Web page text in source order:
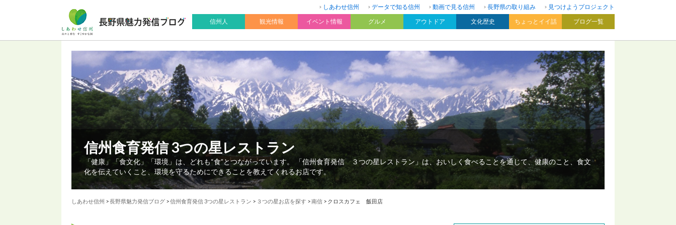
しあわせ信州 データで知る信州 動画で見る信州 長野県の取り組み
見つけようプロジェクト
信州人
観光情報 イベント情報 グルメ アウトドア 文化歴史 ちょっとイイ話 ブログ一覧
信州食育発信 3つの星レストラン
「健康」「食文化」「環境」は、どれも“食”とつながっています。 「信州食育発信 ３つの星レストラン」は、おいしく食べることを通じて、健康のこと、食文
化を伝えていくこと、環境を守るためにできることを教えてくれるお店です。
しあわせ信州 >長野県魅力発信ブログ >信州食育発信 3つの星レストラン > ３つの星お店を探す >南信 > クロスカフェ 飯田店